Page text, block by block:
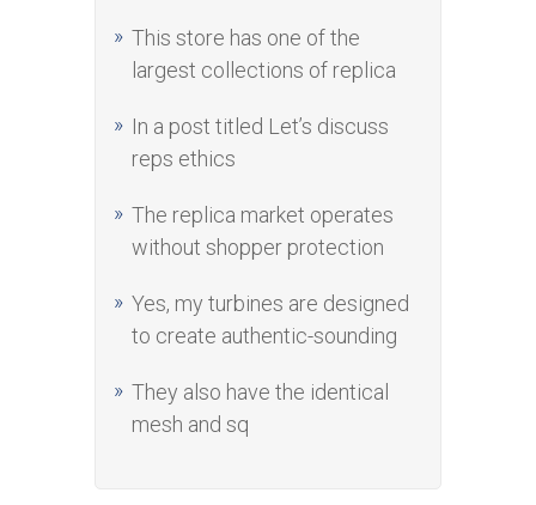
This store has one of the
largest collections of replica
In a post titled Let’s discuss
reps ethics
The replica market operates
without shopper protection
Yes, my turbines are designed
to create authentic-sounding
They also have the identical
mesh and sq